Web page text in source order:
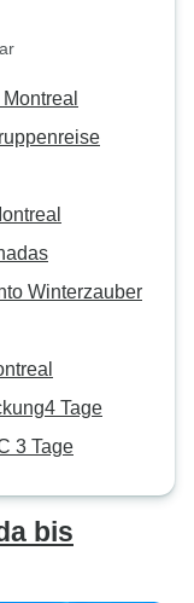
Winterzauber
Tage
3 Tage
bis